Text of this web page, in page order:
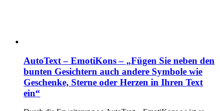
AutoText – EmotiKons – „Fügen Sie neben den
bunten Gesichtern auch andere Symbole wie
Geschenke, Sterne oder Herzen in Ihren Text
ein“